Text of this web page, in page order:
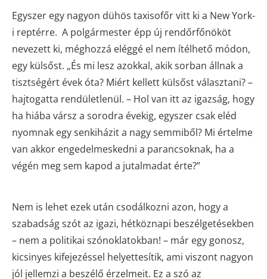
Egyszer egy nagyon dühös taxisofőr vitt ki a New York-
i reptérre. A polgármester épp új rendőrfőnököt
nevezett ki, méghozzá eléggé el nem ítélhető módon,
egy külsőst. „És mi lesz azokkal, akik sorban állnak a
tisztségért évek óta? Miért kellett külsőst választani? –
hajtogatta rendületlenül. – Hol van itt az igazság, hogy
ha hiába vársz a sorodra évekig, egyszer csak eléd
nyomnak egy senkiházit a nagy semmiből? Mi értelme
van akkor engedelmeskedni a parancsoknak, ha a
végén meg sem kapod a jutalmadat érte?”
Nem is lehet ezek után csodálkozni azon, hogy a
szabadság szót az igazi, hétköznapi beszélgetésekben
– nem a politikai szónoklatokban! – már egy gonosz,
kicsinyes kifejezéssel helyettesítik, ami viszont nagyon
jól jellemzi a beszélő érzelmeit. Ez a szó az